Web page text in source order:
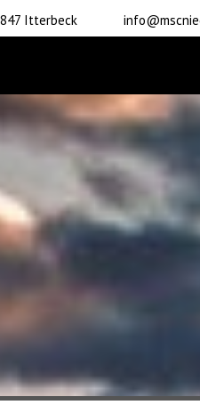
Itterbeck